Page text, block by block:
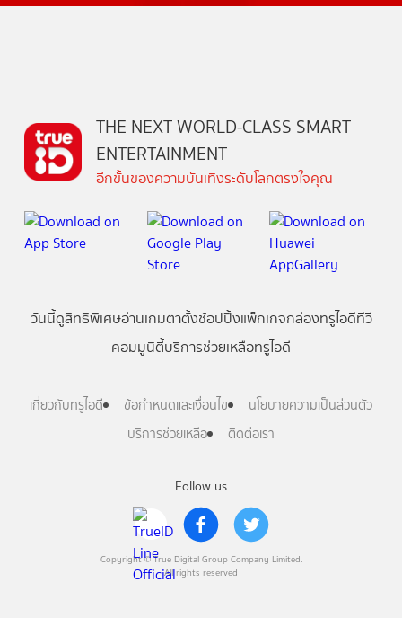
Follow us
Copyright © True Digital Group Company Limited.
All rights reserved
THE NEXT WORLD-CLASS SMART
ENTERTAINMENT
อีกขั้นของความบันเทิงระดับโลกตรงใจคุณ
วันนี้ดูสิทธิพิเศษอ่านเกมตาตั้งช้อปปิ้งแพ็กเกจกล่องทรูไอดีทีวี
คอมมูนิตี้บริการช่วยเหลือทรูไอดี
เกี่ยวกับทรูไอดี ข้อกำหนดและเงื่อนไข
นโยบายความเป็นส่วนตัว
บริการช่วยเหลือ
ติดต่อเรา